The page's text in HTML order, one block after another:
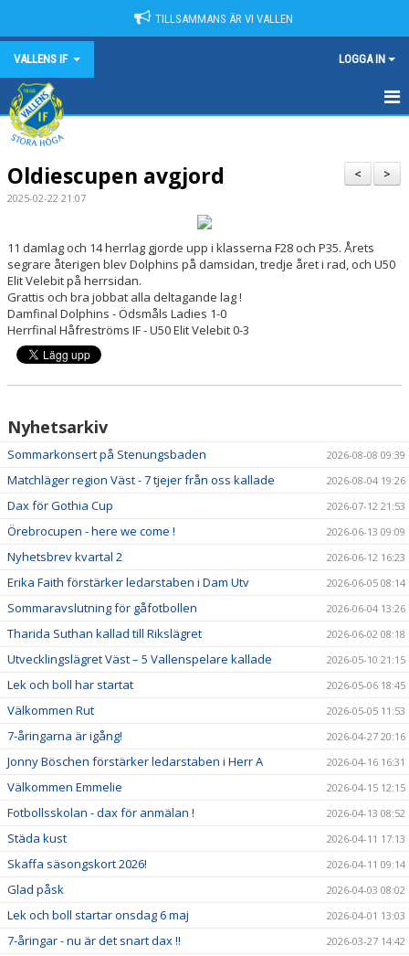
TILLSAMMANS ÄR VI VALLEN
VALLENS IF LOGGA IN
HEM
NYHETER
KONTAKT
KALENDER
MATCHER
VALLENLEDARE
FÖRÄLDRAR
LÄNKAR
>
<
Oldiescupen avgjord
2025-02-22 21:07
11 damlag och 14 herrlag gjorde upp i klasserna F28 och P35. Årets
segrare återigen blev Dolphins på damsidan, tredje året i rad, och U50
Elit Velebit på herrsidan.
Grattis och bra jobbat alla deltagande lag !
Damfinal Dolphins - Ödsmåls Ladies 1-0
Herrfinal Håfreströms IF - U50 Elit Velebit 0-3
Nyhetsarkiv
Sommarkonsert på Stenungsbaden 2026-08-08 09:39
Matchläger region Väst - 7 tjejer från oss kallade 2026-08-04 19:26
Dax för Gothia Cup 2026-07-12 21:53
Örebrocupen - here we come ! 2026-06-13 09:09
Nyhetsbrev kvartal 2 2026-06-12 16:23
Erika Faith förstärker ledarstaben i Dam Utv 2026-06-05 08:14
Sommaravslutning för gåfotbollen 2026-06-04 13:26
Tharida Suthan kallad till Rikslägret 2026-06-02 08:18
Utvecklingslägret Väst – 5 Vallenspelare kallade 2026-05-10 21:15
Lek och boll har startat 2026-05-06 18:45
Välkommen Rut 2026-05-05 11:53
7-åringarna är igång! 2026-04-27 20:16
Jonny Böschen förstärker ledarstaben i Herr A 2026-04-16 16:31
Välkommen Emmelie 2026-04-15 12:15
Fotbollsskolan - dax för anmälan ! 2026-04-13 08:52
Städa kust 2026-04-11 17:13
Skaffa säsongskort 2026! 2026-04-11 09:14
Glad påsk 2026-04-03 08:02
Lek och boll startar onsdag 6 maj 2026-04-01 13:03
7-åringar - nu är det snart dax !! 2026-03-27 14:42